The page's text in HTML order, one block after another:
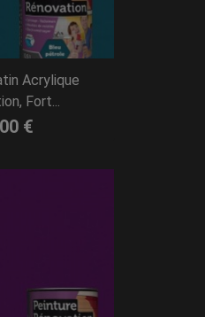
Acrylique
Fort...
€